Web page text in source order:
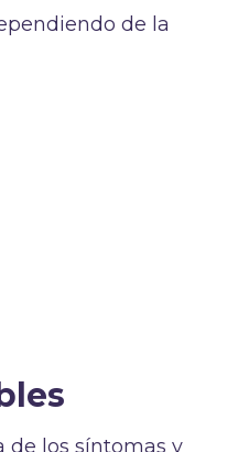
de la
de los síntomas y